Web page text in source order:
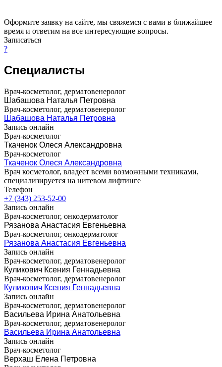
Оформите заявку на сайте, мы свяжемся с вами в ближайшее
время и ответим на все интересующие вопросы.
Записаться
?
Специалисты
Врач-косметолог, дерматовенеролог
Шабашова Наталья Петровна
Врач-косметолог, дерматовенеролог
Шабашова Наталья Петровна
Запись онлайн
Врач-косметолог
Ткаченок Олеся Александровна
Врач-косметолог
Ткаченок Олеся Александровна
Врач косметолог, владеет всеми возможными техниками,
специализируется на нитевом лифтинге
Телефон
+7 (343) 253-52-00
Запись онлайн
Врач-косметолог, онкодерматолог
Рязанова Анастасия Евгеньевна
Врач-косметолог, онкодерматолог
Рязанова Анастасия Евгеньевна
Запись онлайн
Врач-косметолог, дерматовенеролог
Куликович Ксения Геннадьевна
Врач-косметолог, дерматовенеролог
Куликович Ксения Геннадьевна
Запись онлайн
Врач-косметолог, дерматовенеролог
Васильева Ирина Анатольевна
Врач-косметолог, дерматовенеролог
Васильева Ирина Анатольевна
Запись онлайн
Врач-косметолог
Верхаш Елена Петровна